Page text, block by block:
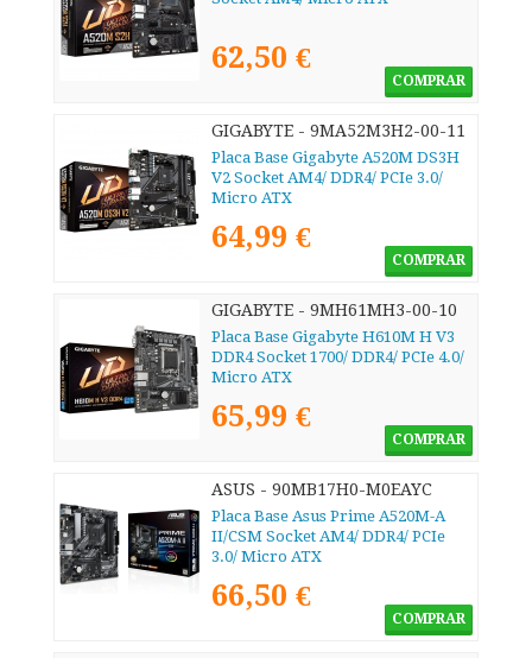
62,50 €
COMPRAR
GIGABYTE - 9MA52M3H2-00-11
Placa Base Gigabyte A520M DS3H
V2 Socket AM4/ DDR4/ PCIe 3.0/
Micro ATX
64,99 €
COMPRAR
GIGABYTE - 9MH61MH3-00-10
Placa Base Gigabyte H610M H V3
DDR4 Socket 1700/ DDR4/ PCIe 4.0/
Micro ATX
65,99 €
COMPRAR
ASUS - 90MB17H0-M0EAYC
Placa Base Asus Prime A520M-A
II/CSM Socket AM4/ DDR4/ PCIe
3.0/ Micro ATX
66,50 €
COMPRAR